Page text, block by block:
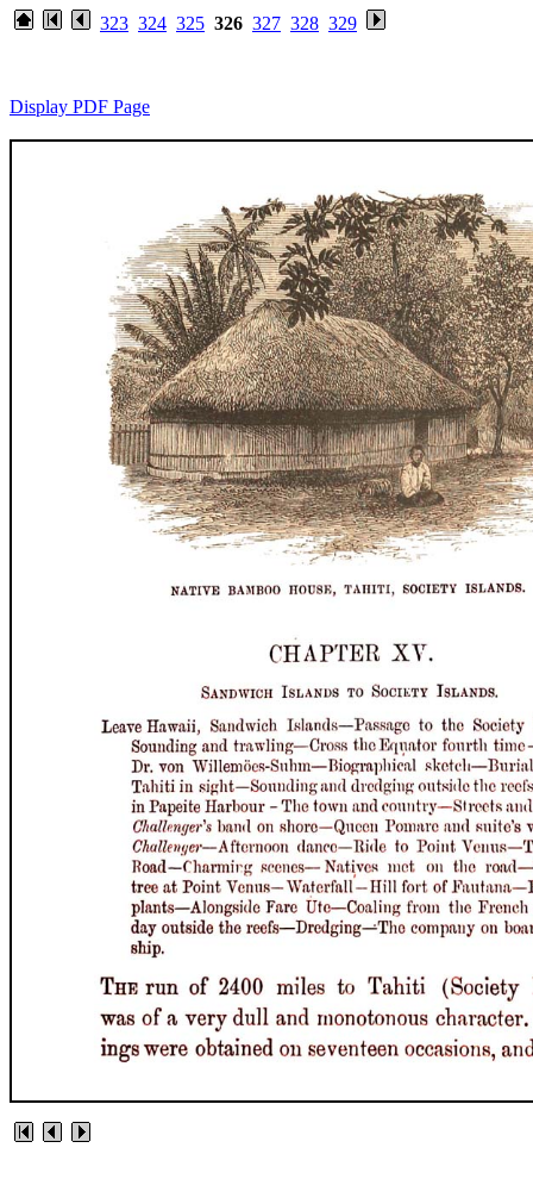
323 324 325 326 327 328 329
Display PDF Page